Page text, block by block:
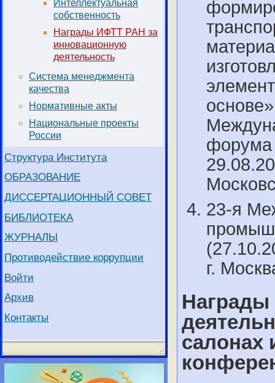
Интеллектуальная
собственность
Награды ИФТТ РАН за
инновационную
деятельность
Система менеджмента
качества
Нормативные акты
Национальные проекты
России
Структура Института
ОБРАЗОВАНИЕ
ДИССЕРТАЦИОННЫЙ СОВЕТ
БИБЛИОТЕКА
ЖУРНАЛЫ
Противодействие коррупции
Войти
Архив
Контакты
форума
23-я
г.
Награды
салонах